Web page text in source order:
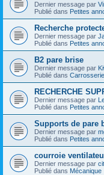
Dernier message par
Publié dans Petites
Recherche
Dernier message par
Publié dans Petites
B2 pare brise
Dernier message par
Publié dans Carrosserie
RECHERCHE
Dernier message par
Publié dans Petites
Supports de pare
Dernier message par
Publié dans Petites
courroie
Dernier message par
Publié dans Mécanique